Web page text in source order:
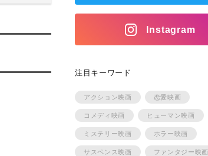
Instagram
注目キーワード
アクション映画 恋愛映画
コメディ映画 ヒューマン映画
ミステリー映画 ホラー映画
サスペンス映画 ファンタジー映画